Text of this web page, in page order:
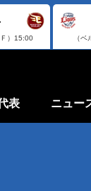
） 15:00 （ベ
表 ニュー